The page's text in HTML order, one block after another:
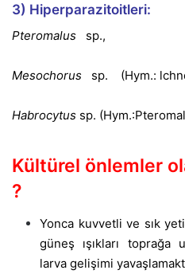
3) Hiperparazitoitleri:
Pteromalus sp.,
Mesochorus sp. (Hym.:
Habrocytus sp.
Kültürel önlemler
?
Yonca kuvvetli ve sık
güneş ışıkları toprağa
larva gelişimi